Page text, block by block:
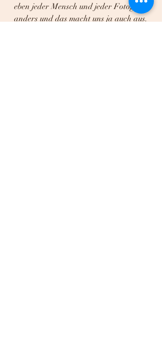
eben jeder Mensch und jeder Fotograf
anders und das macht uns ja auch aus.